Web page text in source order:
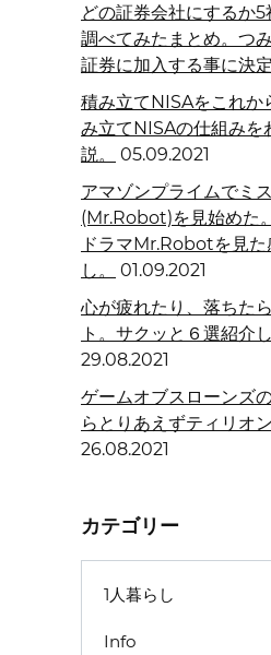
どの証券会社にするか
調べてみたまとめ。つ
証券に加入する事に決定
積み立てNISAをこれか
み立てNISAの仕組みを
説。
05.09.2021
アマゾンプライムでミ
(Mr.Robot)を見始めた
ドラマMr.Robotを見
し。
01.09.2021
心が疲れたり、落ちた
ト。サクッと６選紹介し
29.08.2021
ゲームオブスローンズ
らとりあえずティリオ
26.08.2021
カテゴリー
1人暮らし
Info